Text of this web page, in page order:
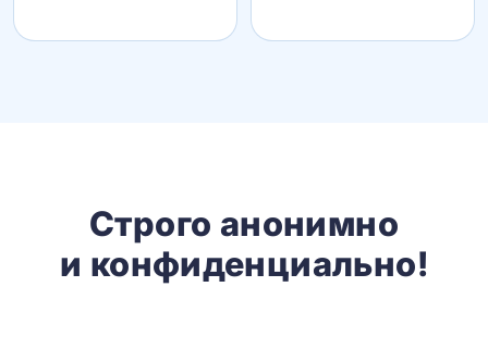
Строго анонимно
и конфиденциально!